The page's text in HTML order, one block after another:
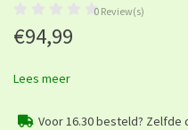
0 Review(s)
€94,99
Lees meer
Voor 16.30 besteld? Zelfde